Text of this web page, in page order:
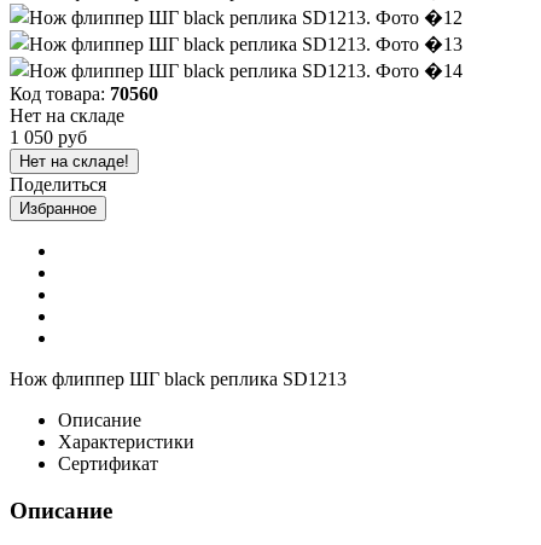
Код товара: 70560
Нет на складе
1 050 руб
Нет на складе!
Поделиться
Избранное
Нож флиппер ШГ black реплика SD1213
Описание
Характеристики
Сертификат
Описание